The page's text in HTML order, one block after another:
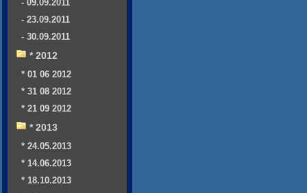
- 09.09.2011
- 23.09.2011
- 30.09.2011
* 2012
* 01 06 2012
* 31 08 2012
* 21 09 2012
* 2013
* 24.05.2013
* 14.06.2013
* 18.10.2013